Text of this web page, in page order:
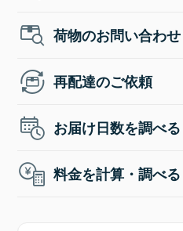
荷物のお問い合わせ
再配達のご依頼
お届け日数を調べる
料金を計算・調べる